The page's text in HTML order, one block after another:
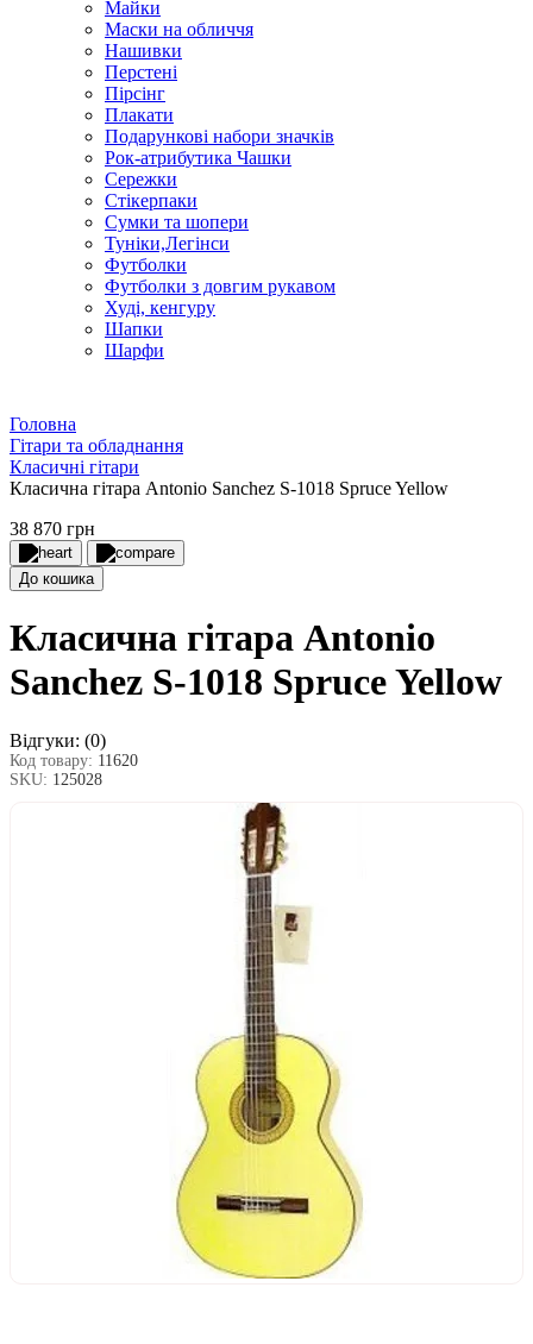
Майки
Маски на обличчя
Нашивки
Перстені
Пірсінг
Плакати
Подарункові набори значків
Рок-атрибутика Чашки
Сережки
Стікерпаки
Сумки та шопери
Туніки,Легінси
Футболки
Футболки з довгим рукавом
Худі, кенгуру
Шапки
Шарфи
Головна
Гітари та обладнання
Класичні гітари
Класична гітара Antonio Sanchez S-1018 Spruce Yellow
38 870 грн
До кошика
Класична гітара Antonio
Sanchez S-1018 Spruce Yellow
Відгуки: (0)
Код товару: 11620
SKU: 125028